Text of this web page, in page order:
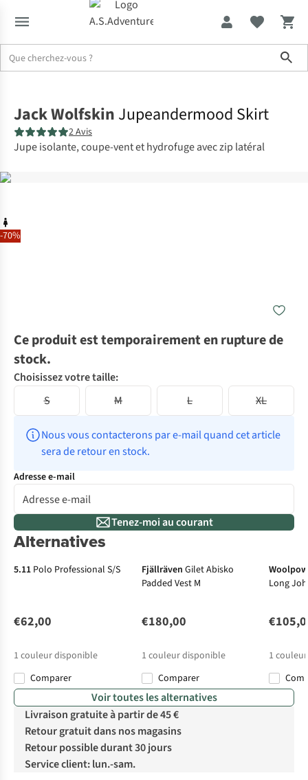
-70%
Jack Wolfskin Jupeandermood Skirt
2 Avis
Jupe isolante, coupe-vent et hydrofuge avec zip latéral
Ce produit est temporairement en rupture de
stock.
Choisissez votre taille:
S
M L XL
Nous vous contacterons par e-mail quand cet article
sera de retour en stock.
Adresse e-mail
Tenez-moi au courant
Alternatives
5.11 Polo Professional S/S
€62,00
1 couleur disponible
Comparer
Fjällräven Gilet Abisko
Padded Vest M
€180,00
1 couleur disponible
Comparer
Long
1
Voir toutes les alternatives
Livraison gratuite à partir de 45 €
Retour gratuit dans nos magasins
Retour possible durant 30 jours
Service client: lun.-sam.